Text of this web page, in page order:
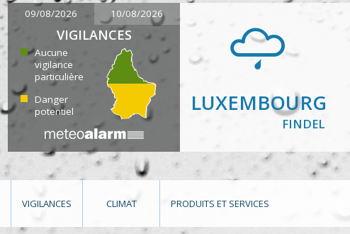
09/08/2026 10/08/2026
VIGILANCES
Aucune
vigilance
particulière
Danger
potentiel
LUXEMBOURG
FINDEL
VIGILANCES CLIMAT PRODUITS ET SERVICES